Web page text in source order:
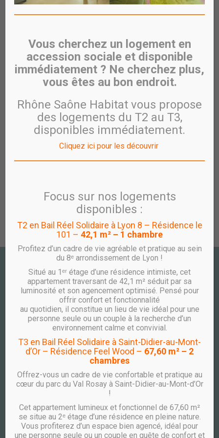
Ces informations ne vous seront demandées qu'une seule
et unique fois pour l'ensemble de votre visite.
E-mail
Nom
CONTACT
PÔLE COOPÉRATIF WOOPA
10 avenue des Canuts
CS 10036
69517 VAULX EN VELIN CEDEX
TÉLÉPHONE
ACCUEIL COMMERCIAL
04 26 59 05 23
ACCUEIL LOCATIF
04 26 59 05 02
ACCUEIL SYNDIC
04 26 59 05 01
Vous cherchez un logement en
accession sociale et disponible
immédiatement ? Ne cherchez plus,
vous êtes au bon endroit.
Rhône Saône Habitat vous propose
des logements du T2 au T3,
disponibles immédiatement.
Cliquez ici pour les découvrir
Focus sur nos logements
disponibles :
T2 en Bail Réel Solidaire à Lyon 8 – Résidence le
101 – 42,1 m² – 1 chambre
Profitez d’un cadre de vie agréable et pratique au sein
du 8ᵉ arrondissement de Lyon !
Situé au 1ᵉʳ étage d’une résidence intimiste, cet
appartement traversant de 42,1 m² séduit par sa
luminosité et son agencement optimisé. Pensé pour
offrir confort et fonctionnalité
au quotidien, il constitue un lieu de vie idéal pour une
personne seule ou un couple à la recherche d’un
environnement calme et convivial.
T3 en Bail Réel Solidaire à Saint-Didier-au-Mont-
d’Or – Résidence Feel Wood – 67,60 m² – 2
chambres
Offrez-vous un cadre de vie confortable et pratique au
cœur du parc du Val Rosay à Saint-Didier-au-Mont-d’Or
!
Cet appartement lumineux et fonctionnel de 67,60 m²
se situe au 2ᵉ étage d’une résidence en pleine nature.
Vous profiterez d’un espace bien agencé, idéal pour
une personne seule ou un couple en quête de confort et